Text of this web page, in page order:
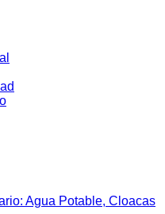
Agua Potable, Cloacas